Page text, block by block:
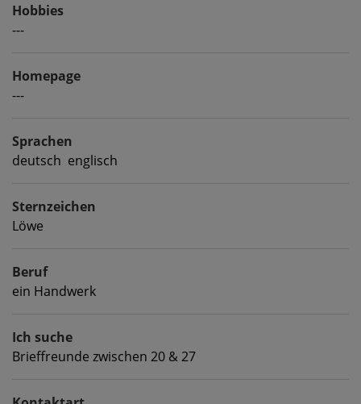
Hobbies
---
Homepage
---
Sprachen
deutsch englisch
Sternzeichen
Löwe
Beruf
ein Handwerk
Ich suche
Brieffreunde zwischen 20 & 27